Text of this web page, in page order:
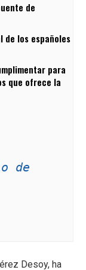
de
de los españoles
para
que ofrece la
de
Desoy, ha